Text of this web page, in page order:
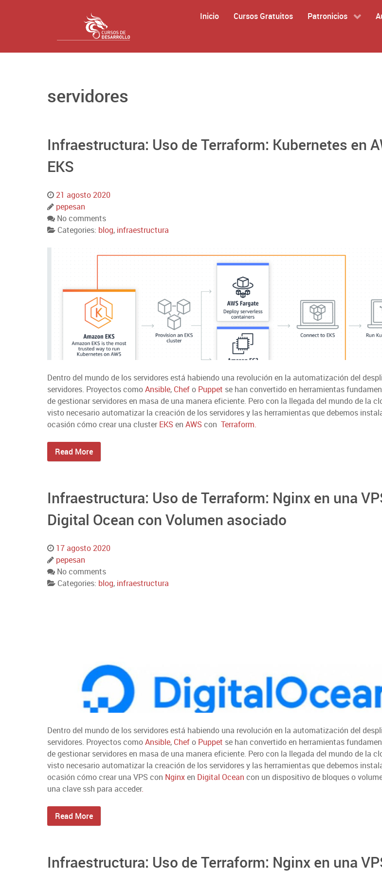
Inicio Cursos Gratuitos Patronicios
servidores
Infraestructura: Uso de Terraform: Kubernetes en
EKS
21 agosto 2020
pepesan
No comments
Categories: blog, infraestructura
Dentro del mundo de los servidores está habiendo una revolución en la automatización del
servidores. Proyectos comoAnsible, Chefo Puppet se han convertido en herramientas
de gestionar servidores en masa de una manera eficiente. Pero con la llegada del mundo de la
visto necesario automatizar la creación de los servidores y las herramientas que debemos
ocasión cómo crear una clusterEKS en AWS con Terraform.
Read More
Infraestructura: Uso de Terraform: Nginx en una
Digital Ocean con Volumen asociado
17 agosto 2020
pepesan
No comments
Categories: blog, infraestructura
Dentro del mundo de los servidores está habiendo una revolución en la automatización del
servidores. Proyectos comoAnsible, Chefo Puppet se han convertido en herramientas
de gestionar servidores en masa de una manera eficiente. Pero con la llegada del mundo de la
visto necesario automatizar la creación de los servidores y las herramientas que debemos
ocasión cómo crear una VPS con Nginxen Digital Ocean con un dispositivo de bloques o
una clave ssh para acceder.
Read More
Infraestructura: Uso de Terraform: Nginx en una